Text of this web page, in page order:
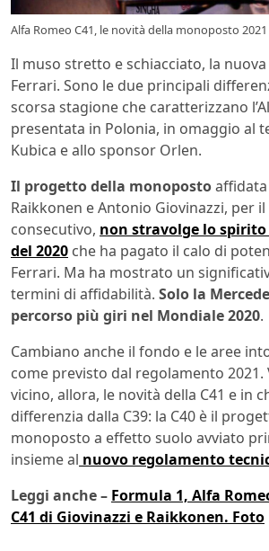
Alfa Romeo C41, le novità della monoposto
Il muso stretto e schiacciato, la
Ferrari. Sono le due principali
scorsa stagione che caratterizzano
presentata in Polonia, in omaggio al
Kubica e allo sponsor Orlen.
Il progetto della monoposto
Raikkonen e Antonio Giovinazzi, per
consecutivo, non stravolge lo
del 2020 che ha pagato il calo di
Ferrari. Ma ha mostrato un
termini di affidabilità. Solo la
percorso più giri nel Mondiale 2020.
Cambiano anche il fondo e le aree
come previsto dal regolamento 2021.
vicino, allora, le novità della C41 e in
differenzia dalla C39: la C40 è il
monoposto a effetto suolo avviato
insieme al nuovo regolamento
Leggi anche – Formula 1, Alfa
C41 di Giovinazzi e Raikkonen. Foto